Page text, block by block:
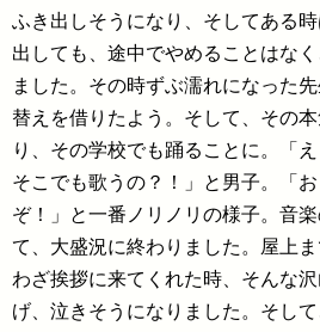
ふき出しそうになり、そしてある
出しても、途中でやめることはな
ました。その時ずぶ濡れになった
替えを借りたよう。そして、その
り、その学校でも踊ることに。「
そこでも歌うの？！」と男子。「
ぞ！」と一番ノリノリの様子。音
て、大盛況に終わりました。屋上
わざ挨拶に来てくれた時、そんな
げ、泣きそうになりました。そし